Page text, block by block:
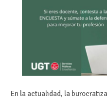
En la actualidad, la